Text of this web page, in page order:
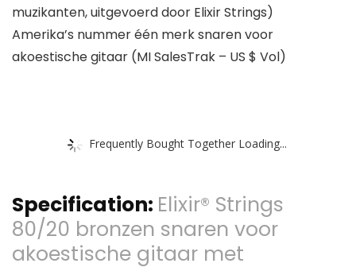
muzikanten, uitgevoerd door Elixir Strings)
Amerika’s nummer één merk snaren voor
akoestische gitaar (MI SalesTrak – US $ Vol)
Frequently Bought Together Loading...
Specification: Elixir® Strings
80/20 bronzen snaren voor
akoestische gitaar met